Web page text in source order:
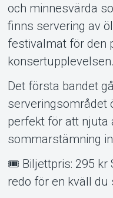
och minnesvärda
finns servering av
festivalmat för den
konsertupplevelsen.
Det första bandet
serveringsområdet
perfekt för att njuta
sommarstämning
🎟️ Biljettpris: 295 kr
redo för en kväll